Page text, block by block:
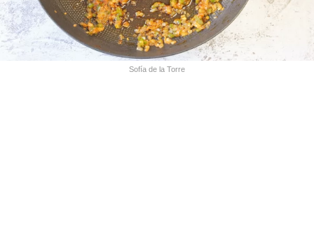
Sofía de la Torre